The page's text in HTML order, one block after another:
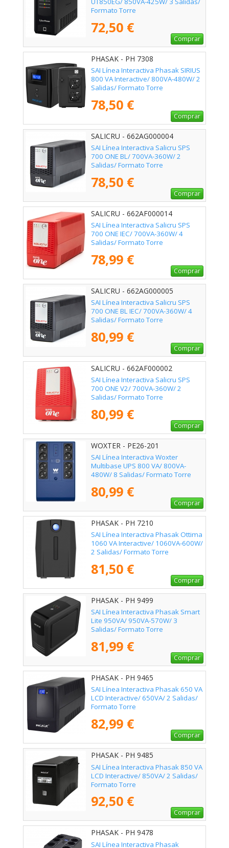
Formato Torre
72,50 €
Comprar
PHASAK - PH 7308
SAI Línea Interactiva Phasak SIRIUS
800 VA Interactive/ 800VA-480W/ 2
Salidas/ Formato Torre
78,50 €
Comprar
SALICRU - 662AG000004
SAI Línea Interactiva Salicru SPS
700 ONE BL/ 700VA-360W/ 2
Salidas/ Formato Torre
78,50 €
Comprar
SALICRU - 662AF000014
SAI Línea Interactiva Salicru SPS
700 ONE IEC/ 700VA-360W/ 4
Salidas/ Formato Torre
78,99 €
Comprar
SALICRU - 662AG000005
SAI Línea Interactiva Salicru SPS
700 ONE BL IEC/ 700VA-360W/ 4
Salidas/ Formato Torre
80,99 €
Comprar
SALICRU - 662AF000002
SAI Línea Interactiva Salicru SPS
700 ONE V2/ 700VA-360W/ 2
Salidas/ Formato Torre
80,99 €
Comprar
WOXTER - PE26-201
SAI Línea Interactiva Woxter
Multibase UPS 800 VA/ 800VA-
480W/ 8 Salidas/ Formato Torre
80,99 €
Comprar
PHASAK - PH 7210
SAI Línea Interactiva Phasak Ottima
1060 VA Interactive/ 1060VA-600W/
2 Salidas/ Formato Torre
81,50 €
Comprar
PHASAK - PH 9499
SAI Línea Interactiva Phasak Smart
Lite 950VA/ 950VA-570W/ 3
Salidas/ Formato Torre
81,99 €
Comprar
PHASAK - PH 9465
SAI Línea Interactiva Phasak 650 VA
LCD Interactive/ 650VA/ 2 Salidas/
Formato Torre
82,99 €
Comprar
PHASAK - PH 9485
SAI Línea Interactiva Phasak 850 VA
LCD Interactive/ 850VA/ 2 Salidas/
Formato Torre
92,50 €
Comprar
PHASAK - PH 9478
SAI Línea Interactiva Phasak